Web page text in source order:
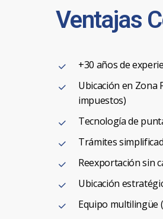
Ventajas
+30 años de
Ubicación en Zona
impuestos)
Tecnología de
Trámites
Reexportación sin
Ubicación
Equipo multilingüe